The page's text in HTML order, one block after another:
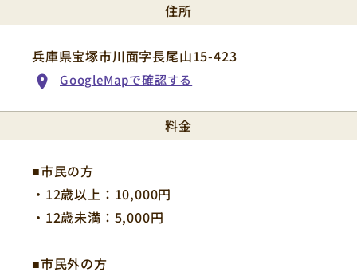
住所
兵庫県宝塚市川面字長尾山15-423
GoogleMapで確認する
料金
■市民の方
・12歳以上：10,000円
・12歳未満：5,000円
■市民外の方